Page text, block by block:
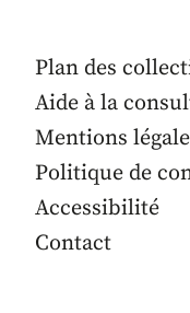
Plan des
Aide à la
Mentions
Politique de
Accessibilité
Contact